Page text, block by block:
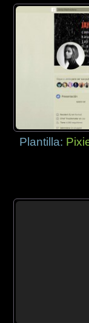
Plantilla: